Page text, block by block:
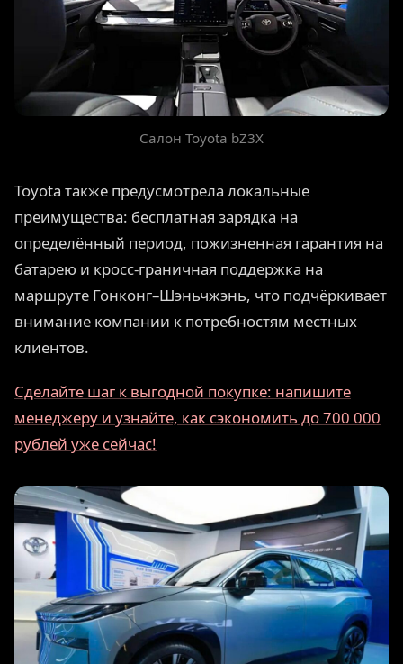
Салон Toyota bZ3X
Toyota также предусмотрела локальные
преимущества: бесплатная зарядка на
определённый период, пожизненная гарантия на
батарею и кросс-граничная поддержка на
маршруте Гонконг–Шэньчжэнь, что подчёркивает
внимание компании к потребностям местных
клиентов.
Сделайте шаг к выгодной покупке: напишите
менеджеру и узнайте, как сэкономить до 700 000
рублей уже сейчас!